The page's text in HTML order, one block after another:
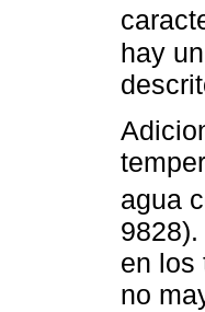
hay
agua
en los
no